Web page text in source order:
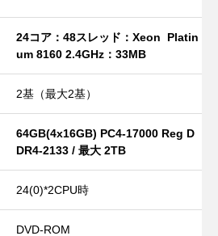
24コア：48スレッド：Xeon
Platin
um 8160 2.4GHz：33MB
2基（最大2基）
64GB(4x16GB) PC4-17000 Reg D
DR4-2133 / 最大 2TB
24(0)*2CPU時
DVD-ROM